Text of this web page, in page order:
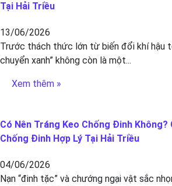
Tại Hải Triều
13/06/2026
Trước thách thức lớn từ biến đổi khí hậu
chuyển xanh” không còn là một...
Xem thêm »
Có Nên Tráng Keo Chống Đinh Không?
Chống Đinh Hợp Lý Tại Hải Triều
04/06/2026
Nạn “đinh tặc” và chướng ngại vật sắc